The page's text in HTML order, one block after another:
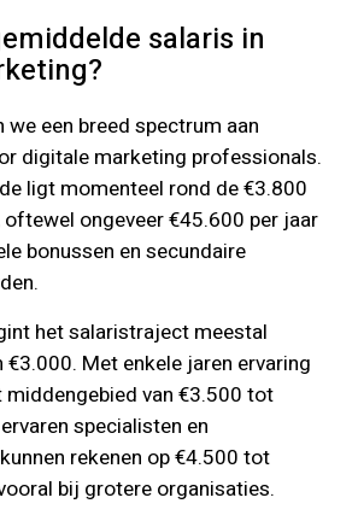
salaris in
we een breed spectrum aan
digitale marketing professionals.
ligt momenteel rond de €3.800
oftewel ongeveer €45.600 per jaar
bonussen en secundaire
het salaristraject meestal
Met enkele jaren ervaring
van €3.500 tot
specialisten en
rekenen op €4.500 tot
bij grotere organisaties.